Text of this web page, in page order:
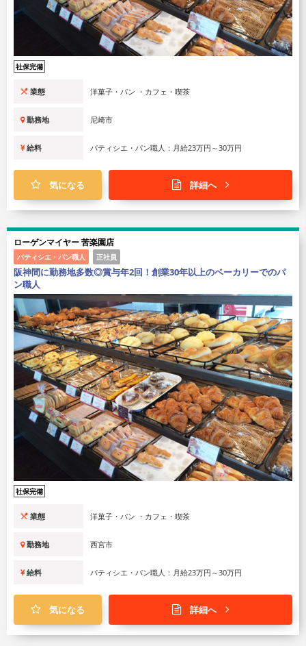
社保完備
業態 洋菓子・パン ・カフェ・喫茶
勤務地 尼崎市
給料 パティシエ・パン職人：月給23万円～30万円
気になる 詳細へ
ローゲンマイヤー 苦楽園店
パティシエ・パン職人 正社員
阪神間に勤務地多数◎賞与年2回！創業30年以上のベーカリーでのパ
ン職人
社保完備
業態 洋菓子・パン ・カフェ・喫茶
勤務地 西宮市
給料 パティシエ・パン職人：月給23万円～30万円
気になる 詳細へ